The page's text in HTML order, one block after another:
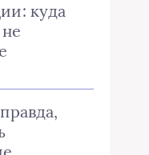
куда